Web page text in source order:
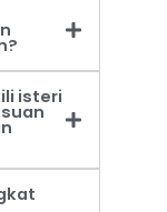
isteri